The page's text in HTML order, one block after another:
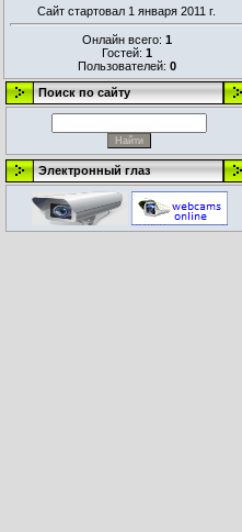
Сайт стартовал 1 января 2011 г.
Онлайн всего: 1
Гостей: 1
Пользователей: 0
Поиск по сайту
Электронный глаз